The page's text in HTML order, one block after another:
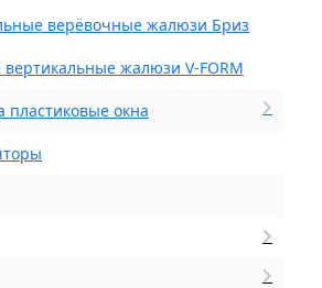
верёвочные жалюзи Бриз
жалюзи V-FORM
окна